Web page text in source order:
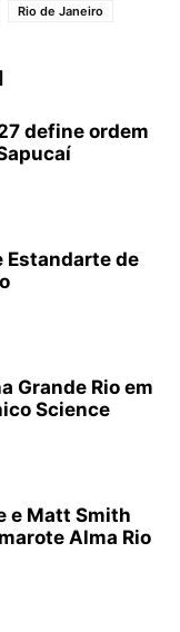
Rio de Janeiro
define ordem
Estandarte de
Grande Rio em
Science
e Matt Smith
Alma Rio